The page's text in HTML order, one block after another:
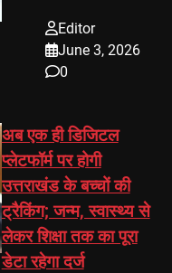
Editor
June 3, 2026
0
अब एक ही डिजिटल
प्लेटफॉर्म पर होगी
उत्तराखंड के बच्चों की
ट्रैकिंग; जन्म, स्वास्थ्य से
लेकर शिक्षा तक का पूरा
डेटा रहेगा दर्ज